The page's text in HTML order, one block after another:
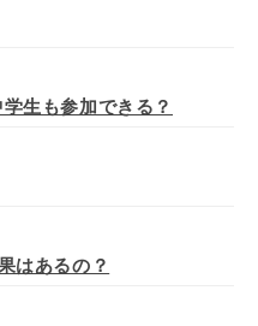
生も参加できる？
はあるの？